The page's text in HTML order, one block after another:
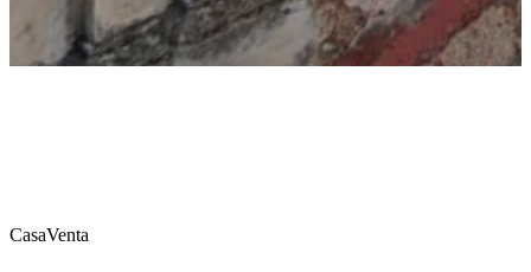
CasaVenta